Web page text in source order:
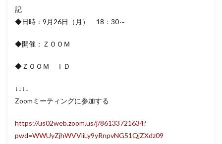
記
◆日時：9月26日（月） 18：30～
◆開催：ＺＯＯＭ
◆ＺＯＯＭ ＩＤ
↓↓↓↓
Zoomミーティングに参加する
https://us02web.zoom.us/j/86133721634?
pwd=WWUyZjhWVVliLy9yRnpvNG51QjZXdz09